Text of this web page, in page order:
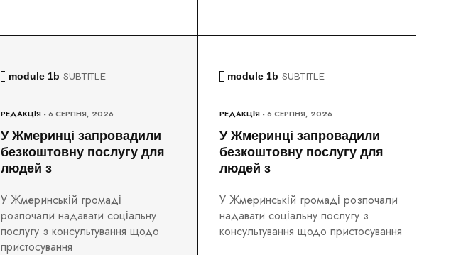
module 1b SUBTITLE
РЕДАКЦІЯ - 6 СЕРПНЯ, 2026
У Жмеринці запровадили
безкоштовну послугу для
людей з
У Жмеринській громаді
розпочали надавати соціальну
послугу з консультування щодо
пристосування
module 1b SUBTITLE
РЕДАКЦІЯ- 6 СЕРПНЯ, 2026
У Жмеринці запровадили
безкоштовну послугу для
людей з
У Жмеринській громаді розпочали
надавати соціальну послугу з
консультування щодо пристосування